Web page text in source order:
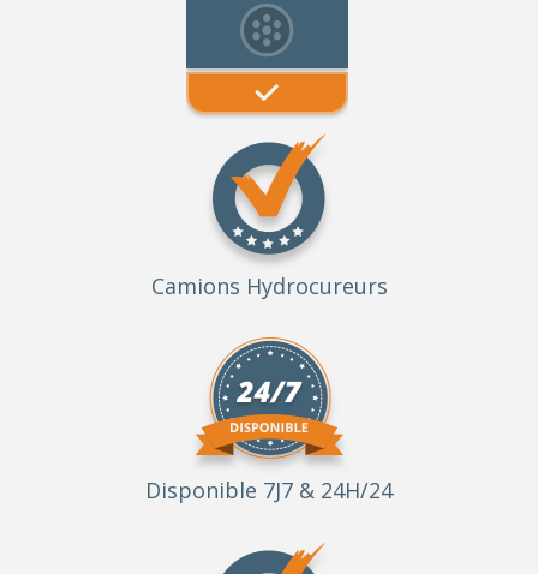
Camions Hydrocureurs
Disponible 7J7 & 24H/24